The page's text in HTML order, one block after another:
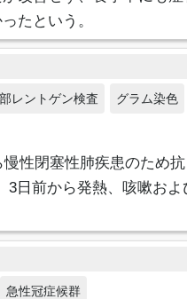
たという。
レントゲン検査 グラム染色
性閉塞性肺疾患のため
日前から発熱、咳嗽お
急性冠症候群